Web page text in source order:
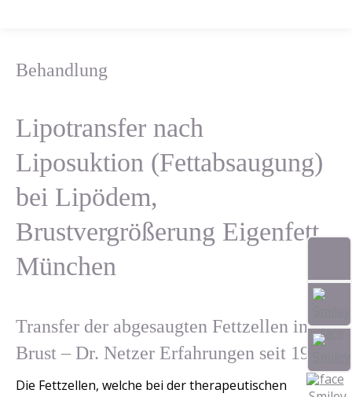
Behandlung
Lipotransfer nach
Liposuktion (Fettabsaugung)
bei Lipödem,
Brustvergrößerung Eigenfett,
München
Transfer der abgesaugten Fettzellen in die
Brust – Dr. Netzer Erfahrungen seit 1997
Die Fettzellen, welche bei der therapeutischen